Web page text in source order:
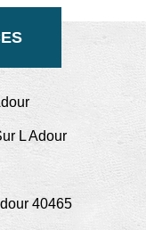
L Adour
40465